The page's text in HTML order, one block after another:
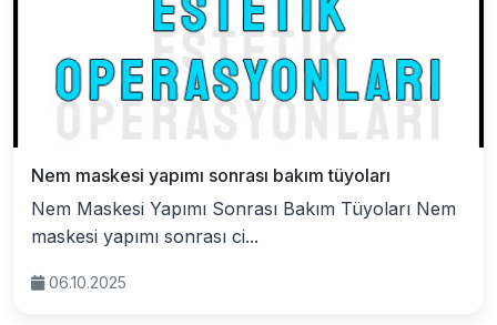
Nem maskesi yapımı sonrası bakım tüyoları
Nem Maskesi Yapımı Sonrası Bakım Tüyoları Nem
maskesi yapımı sonrası ci...
06.10.2025